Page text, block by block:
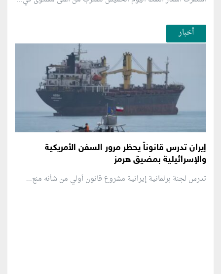
أخبار
إيران تدرس قانوناً يحظر مرور السفن الأمريكية
والإسرائيلية بمضيق هرمز
تدرس لجنة برلمانية إيرانية مشروع قانون ⁠أولي من شأنه منع...